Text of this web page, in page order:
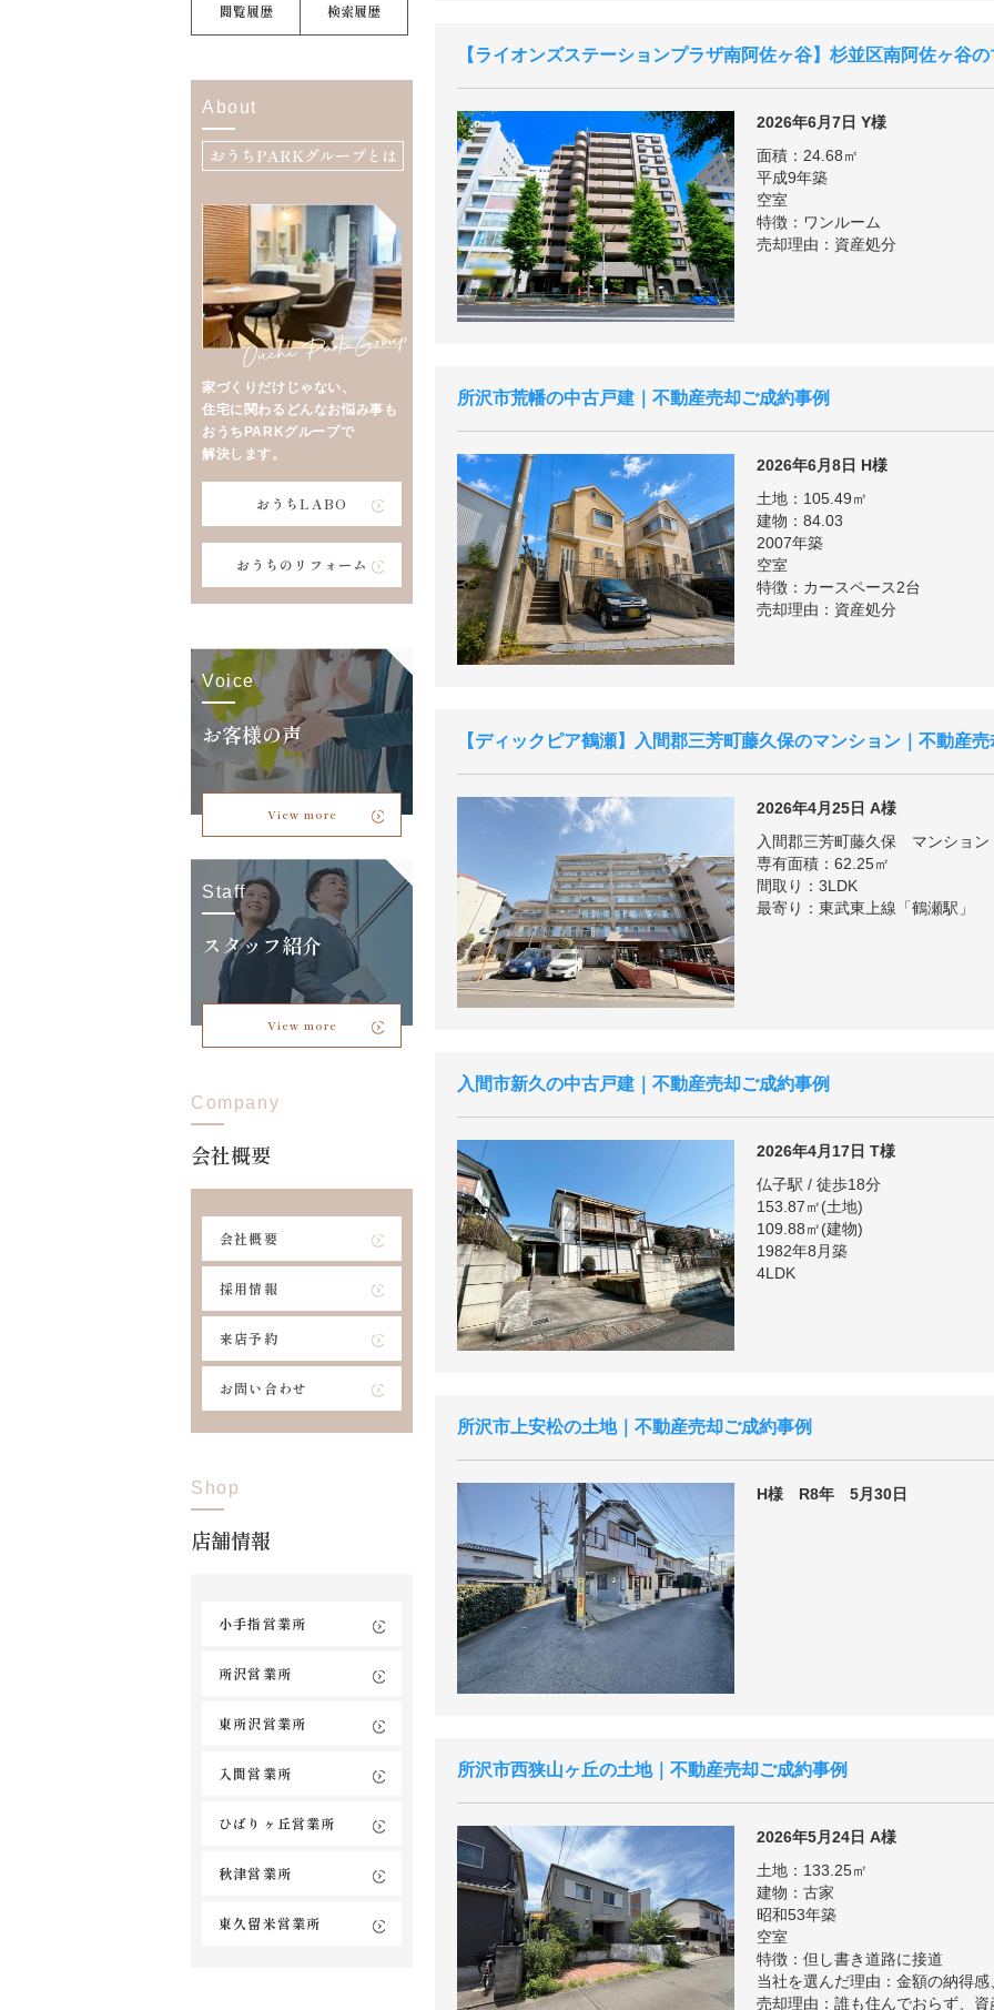
ライオンズステーションプラザ南阿佐ヶ谷 杉並区南阿佐ヶ谷
2026年6月7日 Y様
面積：24.68㎡
平成9年築
空室
特徴：ワンルーム
売却理由：資産処分
所沢市荒幡の中古戸建｜不動産売却ご成約事例
2026年6月8日 H様
土地：105.49㎡
建物：84.03
2007年築
空室
特徴：カースペース2台
売却理由：資産処分
ディックピア鶴瀬 入間郡三芳町藤久保のマンション｜不動産
2026年4月25日 A様
入間郡三芳町藤久保 マンション
専有面積：62.25㎡
間取り：3LDK
最寄り：東武東上線「鶴瀬駅」
入間市新久の中古戸建｜不動産売却ご成約事例
2026年4月17日 T様
仏子駅 / 徒歩18分
153.87㎡(土地)
109.88㎡(建物)
1982年8月築
4LDK
所沢市上安松の土地｜不動産売却ご成約事例
H様 R8年 5月30日
所沢市西狭山ヶ丘の土地｜不動産売却ご成約事例
2026年5月24日 A様
土地：133.25㎡
建物：古家
昭和53年築
空室
特徴：但し書き道路に接道
当社を選んだ理由：金額の納得
売却理由：誰も住んでおらず、資
閲覧履歴 検索履歴
About
おうちPARKグループとは
家づくりだけじゃない、
住宅に関わるどんなお悩み事も
おうちPARKグループで
解決します。
おうちLABO
おうちのリフォーム
Voice
お客様の声
View more
Staff
スタッフ紹介
View more
Company
会社概要
会社概要
採用情報
来店予約
お問い合わせ
Shop
店舗情報
小手指営業所
所沢営業所
東所沢営業所
入間営業所
ひばりヶ丘営業所
秋津営業所
東久留米営業所